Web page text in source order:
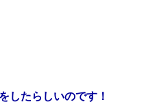
したらしいのです！